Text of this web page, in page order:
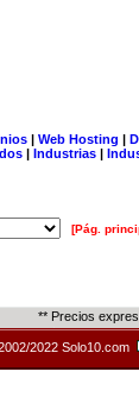
| Web Hosting |
| Industrias |
[Pág.
** Precios
2022 Solo10.com